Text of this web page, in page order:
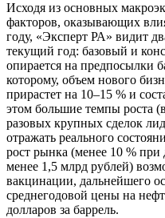
Исходя из основных
факторов, оказывающих
году, «Эксперт РА» видит
текущий год: базовый и
опирается на предпосылки
которому, объем нового
прирастет на 10–15 % и
этом большие темпы роста
разовых крупных сделок
отражать реального
рост рынка (менее 10 %
менее 1,5 млрд рублей)
вакцинации, дальнейшего
среднегодовой цены на
долларов за баррель.